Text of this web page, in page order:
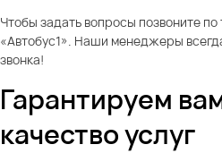
Чтобы задать вопросы позвоните
«Автобус1». Наши менеджеры
звонка!
Гарантируем
качество услуг